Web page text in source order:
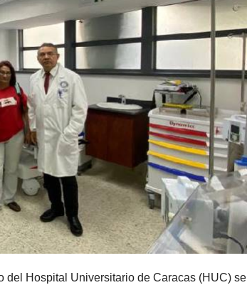
del Hospital Universitario de Caracas (HUC) se